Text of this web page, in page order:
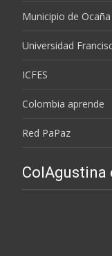
Municipio de Ocaña
Universidad
ICFES
Colombia aprende
Red PaPaz
ColAgustina